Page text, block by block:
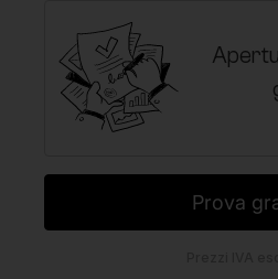
Prova